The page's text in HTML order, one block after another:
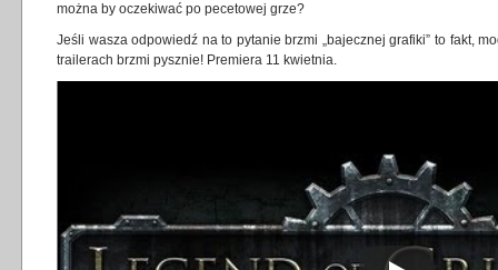
można by oczekiwać po pecetowej grze?
Jeśli wasza odpowiedź na to pytanie brzmi „bajecznej grafiki” to fakt,
trailerach brzmi pysznie! Premiera 11 kwietnia.